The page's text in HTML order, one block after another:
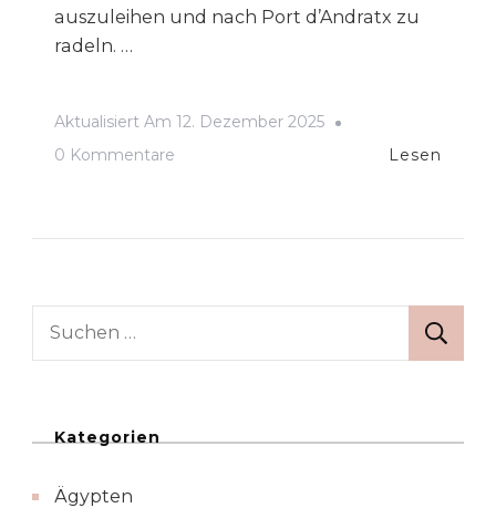
auszuleihen und nach Port d’Andratx zu
radeln. …
Aktualisiert Am 12. Dezember 2025
0 Kommentare
Lesen
Suchen
Kategorien
Ägypten